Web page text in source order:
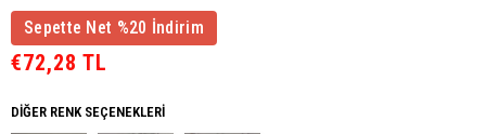
Sepette Net %20 İndirim
€72,28 TL
DIĞER RENK SEÇENEKLERI